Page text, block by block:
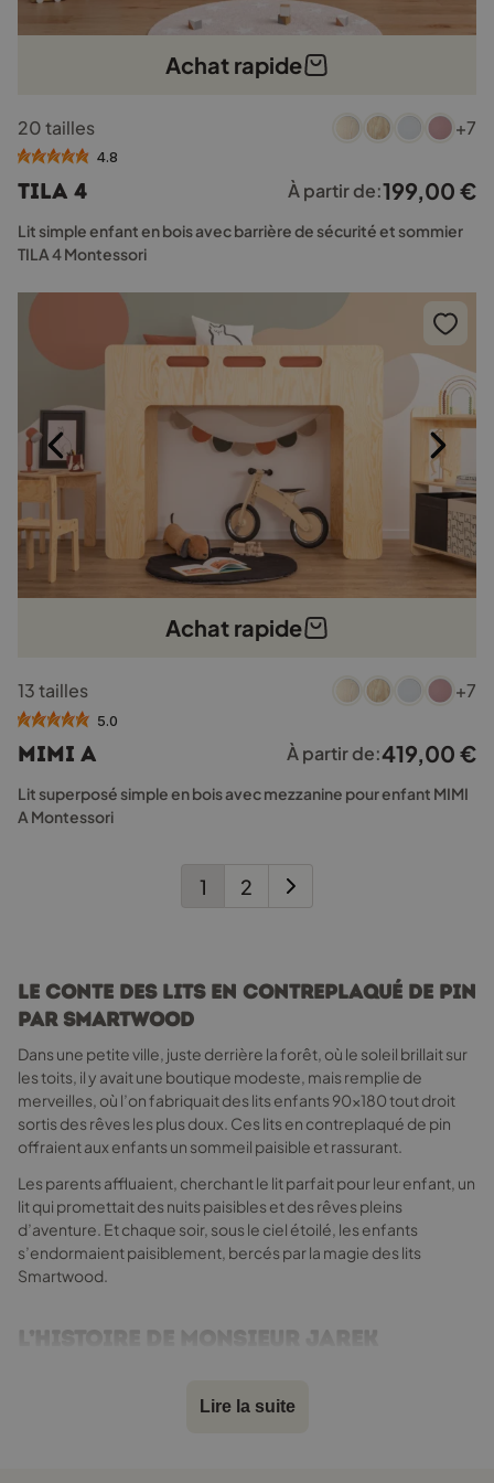
Achat rapide
produit
a
variations.
Les
options
être
sur
produit
20 tailles +7
4.8
TILA 4 À partir de:199,00 €
Lit simple enfant en bois avec barrière de sécurité et sommier
TILA 4 Montessori
Achat rapide
produit
a
variations.
Les
options
produit
13 tailles +7
5.0
MIMI A À partir de:419,00 €
Lit superposé simple en bois avec mezzanine pour enfant MIMI
A Montessori
1 2
Le conte des lits en contreplaqué de pin
par Smartwood
Dans une petite ville, juste derrière la forêt, où le soleil brillait sur
les toits, il y avait une boutique modeste, mais remplie de
merveilles, où l’on fabriquait des lits enfants 90x180 tout droit
sortis des rêves les plus doux. Ces lits en contreplaqué de pin
offraient aux enfants un sommeil paisible et rassurant.
Les parents affluaient, cherchant le lit parfait pour leur enfant, un
lit qui promettait des nuits paisibles et des rêves pleins
d’aventure. Et chaque soir, sous le ciel étoilé, les enfants
s’endormaient paisiblement, bercés par la magie des lits
Smartwood.
L’histoire de Monsieur Jarek
confortables pour les enfants. Après des années d’expérience
Lire la suite